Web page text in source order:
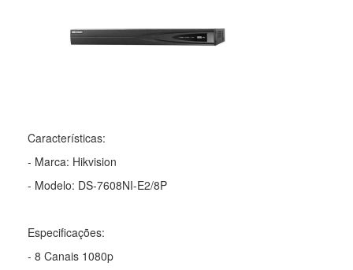
Características:
- Marca: Hikvision
- Modelo: DS-7608NI-E2/8P
Especificações:
- 8 Canais 1080p